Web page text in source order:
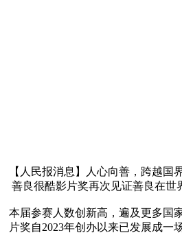
【人民报消息】人心向善，跨越国
本届参赛人数创新高，遍及更多国
片奖自2023年创办以来已发展成一